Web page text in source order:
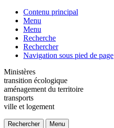
Contenu principal
Menu
Menu
Recherche
Rechercher
Navigation sous pied de page
Ministères
transition écologique
aménagement du territoire
transports
ville et logement
Rechercher Menu